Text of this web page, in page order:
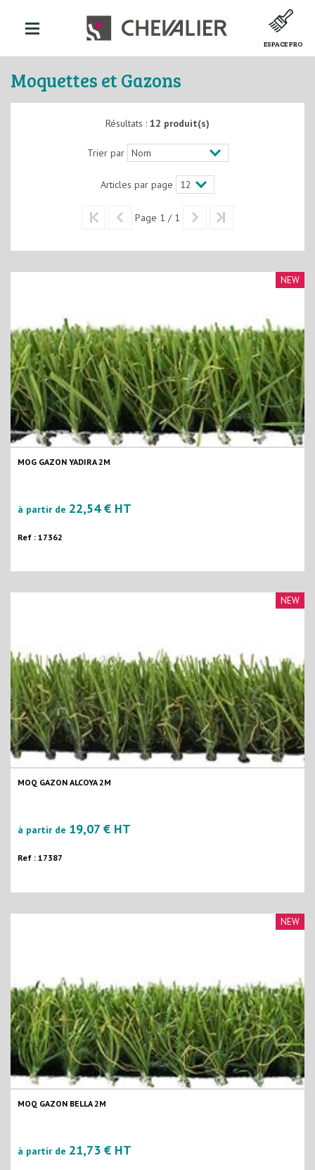
ESPACE PRO
Moquettes et Gazons
Résultats : 12 produit(s)
Trier par
Articles par page
Page 1 / 1
MOG GAZON YADIRA 2M
à partir de 22,54 € HT
NEW
Ref : 17362
MOQ GAZON ALCOYA 2M
à partir de 19,07 € HT
NEW
Ref : 17387
MOQ GAZON BELLA 2M
à partir de 21,73 € HT
NEW